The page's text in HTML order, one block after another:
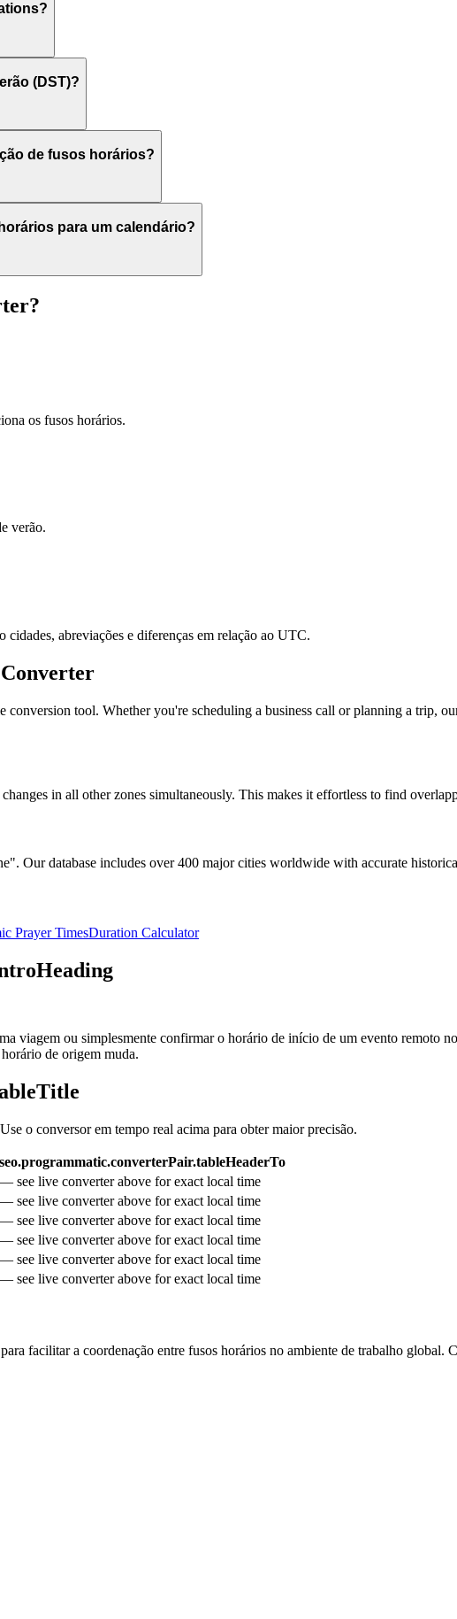
(DST)?
de fusos horários?
para um calendário?
os fusos horários.
verão.
abreviações e diferenças em relação ao UTC.
conversion tool. Whether you're scheduling a business call or planning a trip,
in all other zones simultaneously. This makes it effortless to find
Our database includes over 400 major cities worldwide with accurate
Prayer TimesDuration Calculator
viagem ou simplesmente confirmar o horário de início de um evento remoto
de origem muda.
o conversor em tempo real acima para obter maior precisão.
seo.programmatic.converterPair.tableHeaderTo
— see live converter above for exact local time
— see live converter above for exact local time
— see live converter above for exact local time
— see live converter above for exact local time
— see live converter above for exact local time
— see live converter above for exact local time
facilitar a coordenação entre fusos horários no ambiente de trabalho global.